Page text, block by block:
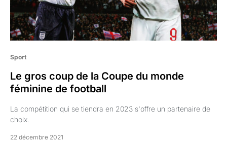
Sport
Le gros coup de la Coupe du monde
féminine de football
La compétition qui se tiendra en 2023 s'offre un partenaire de
choix.
22 décembre 2021